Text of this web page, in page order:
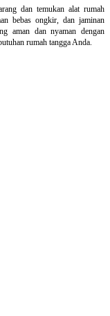
dan temukan alat rumah
bebas ongkir, dan jaminan
aman dan nyaman dengan
rumah tangga Anda.